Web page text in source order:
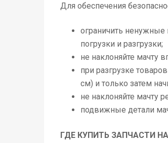
Для обеспечения
ограничить
погрузки и разгрузки;
не наклоняйте мачту
при разгрузке
см) и только затем
не наклоняйте мачту
подвижные детали
ГДЕ КУПИТЬ ЗАПЧАСТИ